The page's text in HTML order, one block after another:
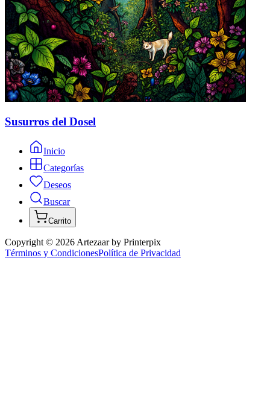
Susurros del Dosel
Inicio
Categorías
Deseos
Buscar
Carrito
Copyright © 2026 Artezaar by Printerpix
Términos y CondicionesPolítica de Privacidad